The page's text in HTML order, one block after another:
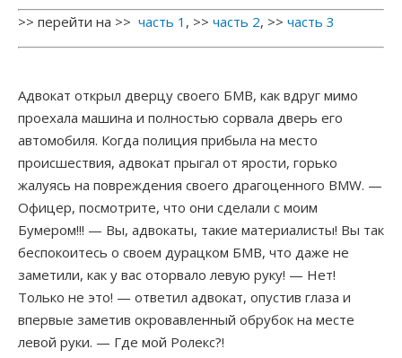
ЧАТ
Партнерки
Игры под деньги и лото
Словарь терминов
Раскрутка сайта
Статьи о заработке
Инет-инфо
Немного юмора
>> перейти на >> часть 1 , >> часть 2, >> часть 3
Адвокат открыл дверцу своего БМВ, как вдруг мимо
проехала машина и полностью сорвала дверь его
автомобиля. Когда полиция прибыла на место
происшествия, адвокат прыгал от ярости, горько
жалуясь на повреждения своего драгоценного BMW. —
Офицер, посмотрите, что они сделали с моим
Бумером!!! — Вы, адвокаты, такие материалисты! Вы так
беспокоитесь о своем дурацком БМВ, что даже не
заметили, как у вас оторвало левую руку! — Нет!
Только не это! — ответил адвокат, опустив глаза и
впервые заметив окровавленный обрубок на месте
левой руки. — Где мой Ролекс?!